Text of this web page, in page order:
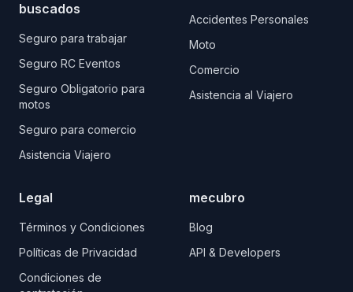
buscados
Seguro para trabajar
Seguro RC Eventos
Seguro Obligatorio para
motos
Seguro para comercio
Asistencia Viajero
Accidentes Personales
Moto
Comercio
Asistencia al Viajero
Legal
Términos y Condiciones
Políticas de Privacidad
Condiciones de
mecubro
Blog
API & Developers